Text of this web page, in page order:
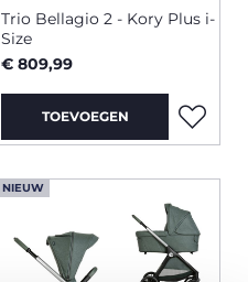
Trio Bellagio 2 - Kory Plus i-
Size
€ 809,99
TOEVOEGEN
NIEUW